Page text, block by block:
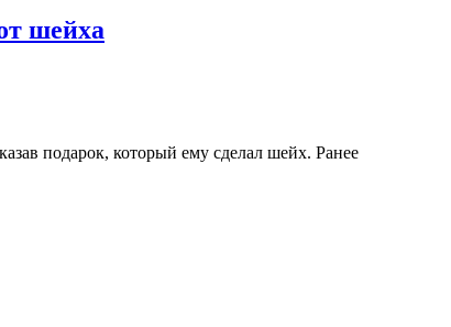
шейха
подарок, который ему сделал шейх. Ранее